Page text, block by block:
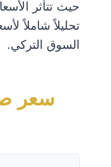
حيث تتأثر
تحليلاً شاملاً
السوق التركي.
سعر